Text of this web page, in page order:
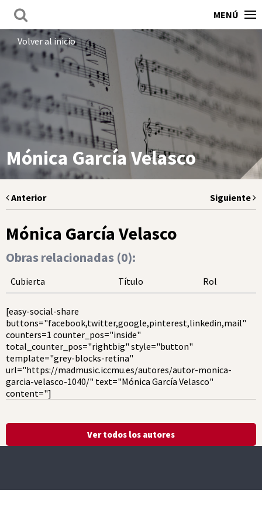
MENÚ
Volver al inicio
Mónica García Velasco
Anterior Siguiente
Mónica García Velasco
Obras relacionadas (0):
Cubierta Título Rol
[easy-social-share
buttons="facebook,twitter,google,pinterest,linkedin,mail"
counters=1 counter_pos="inside"
total_counter_pos="rightbig" style="button"
template="grey-blocks-retina"
url="https://madmusic.iccmu.es/autores/autor-monica-
garcia-velasco-1040/" text="Mónica García Velasco"
content="]
Ver todos los autores